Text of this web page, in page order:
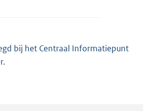
bij het Centraal Informatiepunt